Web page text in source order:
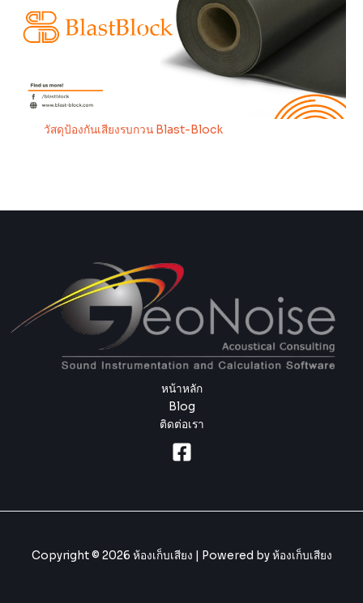
วัสดุป้องกันเสียงรบกวน Blast-Block
หน้าหลัก
Blog
ติดต่อเรา
Copyright © 2026 ห้องเก็บเสียง | Powered by ห้องเก็บเสียง